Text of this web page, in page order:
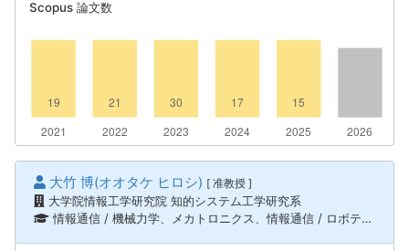
Scopus 論文数
大竹 博(オオタケ ヒロシ) [ 准教授 ]
大学院情報工学研究院 知的システム工学研究系
情報通信 / 機械力学、メカトロニクス、情報通信 / ロボティクス、知能機械システム